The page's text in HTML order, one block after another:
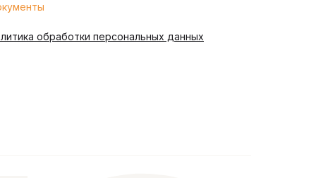
обработки персональных данных